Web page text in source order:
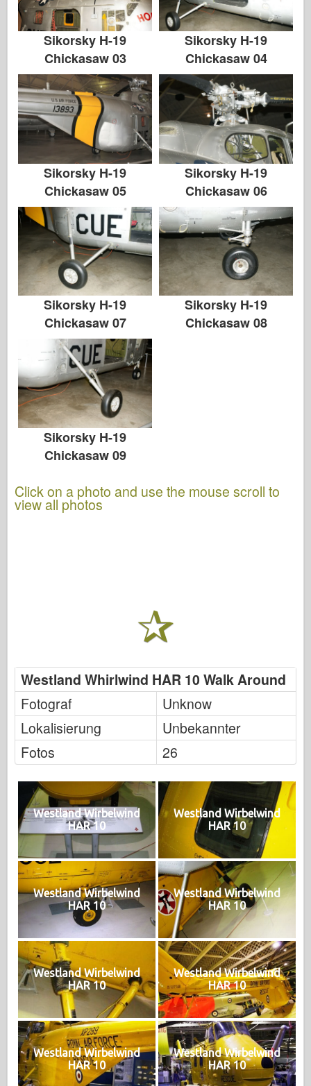
Sikorsky H-19
Chickasaw 03
Sikorsky H-19
Chickasaw 04
Sikorsky H-19
Chickasaw 05
Sikorsky H-19
Chickasaw 06
Sikorsky H-19
Chickasaw 07
Sikorsky H-19
Chickasaw 08
Sikorsky H-19
Chickasaw 09
Click on a photo and use the mouse scroll to
view all photos
Westland Whirlwind HAR 10 Walk Around
Fotograf
Unknow
Lokalisierung
Unbekannter
Fotos
26
Westland Wirbelwind
HAR 10
Westland Wirbelwind
HAR 10
Westland Wirbelwind
HAR 10
Westland Wirbelwind
HAR 10
Westland Wirbelwind
HAR 10
Westland Wirbelwind
HAR 10
Westland Wirbelwind
HAR 10
Westland Wirbelwind
HAR 10